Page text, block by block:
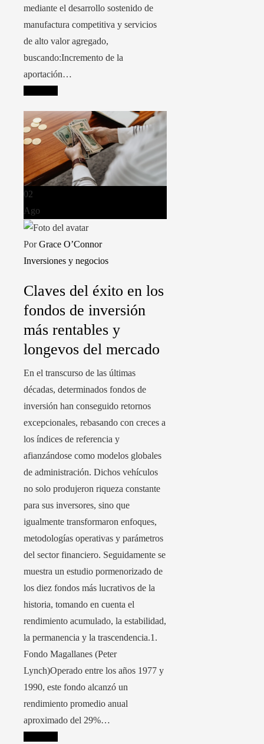
mediante el desarrollo sostenido de
manufactura competitiva y servicios
de alto valor agregado,
buscando:Incremento de la
aportación…
02
Ago
PorGrace O’Connor
Inversiones y negocios
Claves del éxito en los
fondos de inversión
más rentables y
longevos del mercado
En el transcurso de las últimas
décadas, determinados fondos de
inversión han conseguido retornos
excepcionales, rebasando con creces a
los índices de referencia y
afianzándose como modelos globales
de administración. Dichos vehículos
no solo produjeron riqueza constante
para sus inversores, sino que
igualmente transformaron enfoques,
metodologías operativas y parámetros
del sector financiero. Seguidamente se
muestra un estudio pormenorizado de
los diez fondos más lucrativos de la
historia, tomando en cuenta el
rendimiento acumulado, la estabilidad,
la permanencia y la trascendencia.1.
Fondo Magallanes (Peter
Lynch)Operado entre los años 1977 y
1990, este fondo alcanzó un
rendimiento promedio anual
aproximado del 29%…